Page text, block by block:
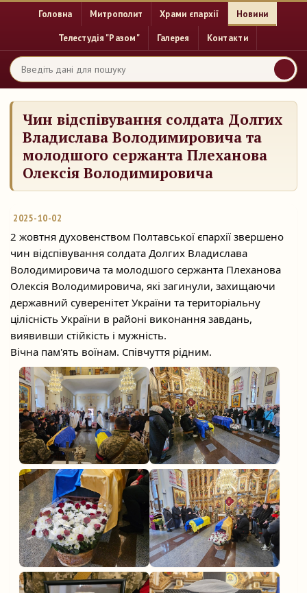
Головна Митрополит Храми єпархії Новини
Телестудія "Разом" Галерея Контакти
Чин відспівування солдата Долгих
Владислава Володимировича та
молодшого сержанта Плеханова
Олексія Володимировича
2025-10-02
2 жовтня духовенством Полтавської єпархії звершено
чин відспівування солдата Долгих Владислава
Володимировича та молодшого сержанта Плеханова
Олексія Володимировича, які загинули, захищаючи
державний суверенітет України та територіальну
цілісність України в районі виконання завдань,
виявивши стійкість і мужність.
Вічна пам'ять воїнам. Співчуття рідним.